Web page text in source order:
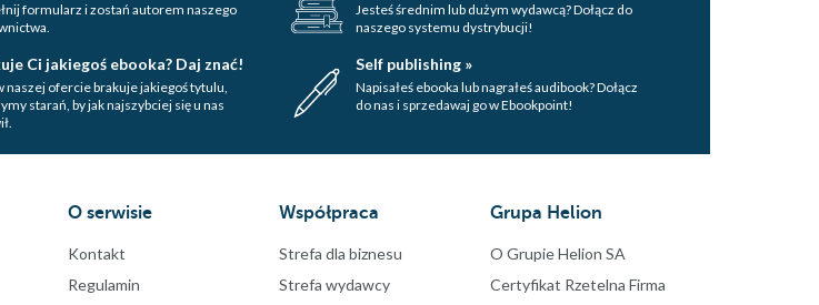
formularz i zostań autorem naszego
Jesteś średnim lub dużym wydawcą? Dołącz do
naszego systemu dystrybucji!
Ci jakiegoś ebooka? Daj znać!
naszej ofercie brakuje jakiegoś tytulu,
starań, by jak najszybciej się u nas
Self publishing »
Napisałeś ebooka lub nagrałeś audibook? Dołącz
do nas i sprzedawaj go w Ebookpoint!
O serwisie
Kontakt
Regulamin
Współpraca
Strefa dla biznesu
Strefa wydawcy
Grupa Helion
O Grupie Helion SA
Certyfikat Rzetelna Firma